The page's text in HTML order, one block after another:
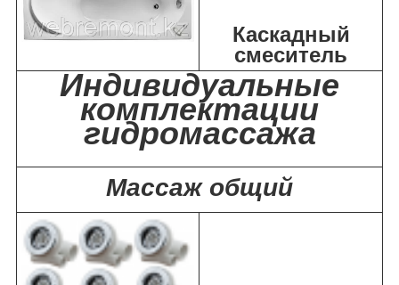
Каскадный
смеситель
Индивидуальные
комплектации
гидромассажа
Массаж общий